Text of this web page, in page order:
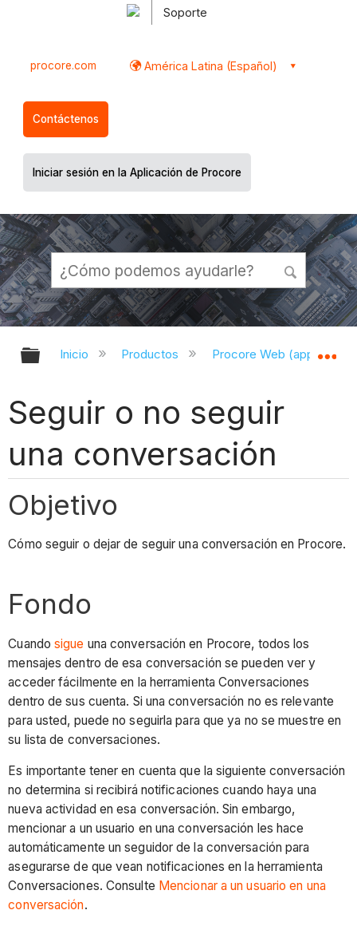
Soporte
procore.com América Latina (Español)
Contáctenos
Iniciar sesión en la Aplicación de Procore
Expandir/contraer jerarquía global
Inicio Productos Procore Web
Seguir o no seguir
una conversación
Objetivo
Cómo seguir o dejar de seguir una conversación en Procore.
Fondo
Cuandosigue una conversación en Procore, todos los
mensajes dentro de esa conversación se pueden ver y
acceder fácilmente en la herramienta Conversaciones
dentro de sus cuenta. Si una conversación no es relevante
para usted, puede no seguirla para que ya no se muestre en
su lista de conversaciones.
Es importante tener en cuenta que la siguiente conversación
no determina si recibirá notificaciones cuando haya una
nueva actividad en esa conversación. Sin embargo,
mencionar a un usuario en una conversación les hace
automáticamente un seguidor de la conversación para
asegurarse de que vean notificaciones en la herramienta
Conversaciones. Consulte Mencionar a un usuario en una
conversación.